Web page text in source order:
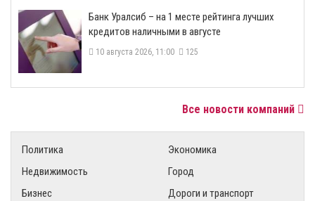
Банк Уралсиб – на 1 месте рейтинга лучших
кредитов наличными в августе
10 августа 2026, 11:00 125
Все новости компаний
Политика
Экономика
Недвижимость
Город
Бизнес
Дороги и транспорт